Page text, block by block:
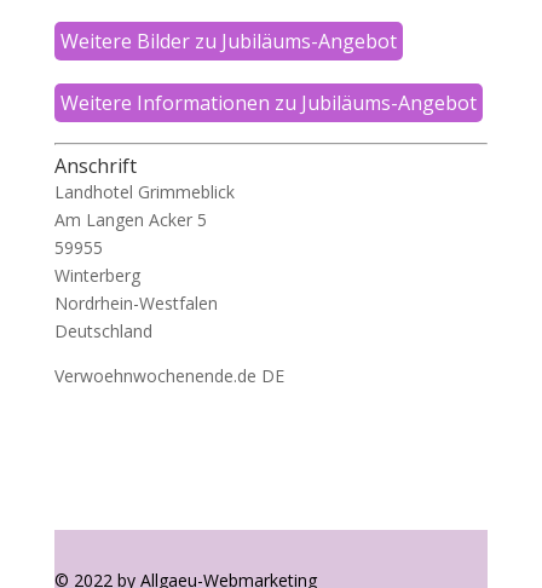
Weitere Bilder zu Jubiläums-Angebot
Weitere Informationen zu Jubiläums-Angebot
Anschrift
Landhotel Grimmeblick
Am Langen Acker 5
59955
Winterberg
Nordrhein-Westfalen
Deutschland
Verwoehnwochenende.de DE
© 2022 by Allgaeu-Webmarketing